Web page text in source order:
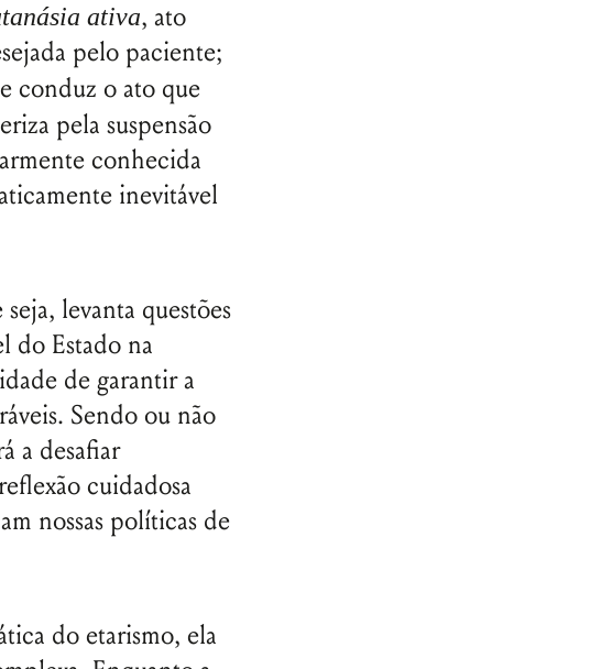
ativa, ato
pelo paciente;
conduz o ato que
pela suspensão
conhecida
inevitável
levanta questões
do Estado na
de garantir a
Sendo ou não
a desafiar
cuidadosa
nossas políticas de
do etarismo, ela